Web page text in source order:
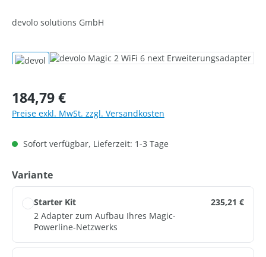
devolo solutions GmbH
Bildergalerie überspringen
Regulärer Preis:
184,79 €
Preise exkl. MwSt. zzgl. Versandkosten
Sofort verfügbar, Lieferzeit: 1-3 Tage
Varianteauswählen
Starter Kit
2 Adapter zum Aufbau Ihres Magic-
Powerline-Netzwerks
235,21 €